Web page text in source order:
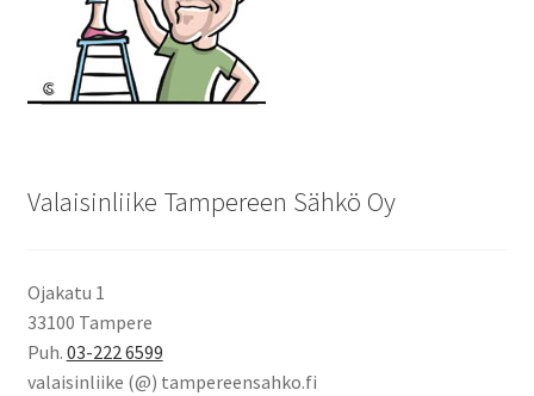
Valaisinliike Tampereen Sähkö Oy
Ojakatu 1
33100 Tampere
Puh. 03-222 6599
valaisinliike (@) tampereensahko.fi